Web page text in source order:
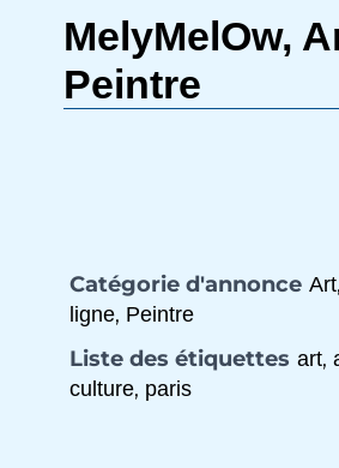
MelyMelOw,
Peintre
Catégorie d'annonce Art,
ligne, Peintre
Liste des étiquettes art,
culture, paris